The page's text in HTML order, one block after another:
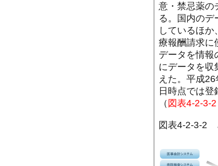
意・禁忌薬の
る。国内のデ
しているほ
療報酬請求に
データを情報
にデータを収
えた。平成
日時点では
（ 図表4-2-3-2
図表4-2-3-2